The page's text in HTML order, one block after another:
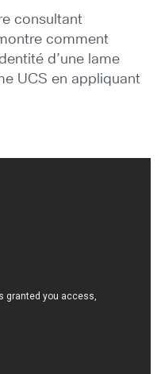
consultant
comment
d’une lame
UCS en appliquant